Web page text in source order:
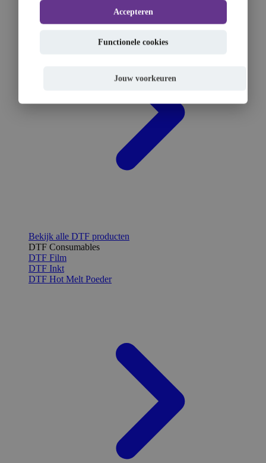
Bekijk alle DTF producten
DTF Consumables
DTF Film
DTF Inkt
DTF Hot Melt Poeder
Accepteren
Functionele cookies
Jouw voorkeuren